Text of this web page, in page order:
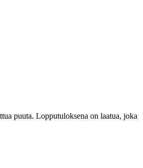
puuta. Lopputuloksena on laatua, joka